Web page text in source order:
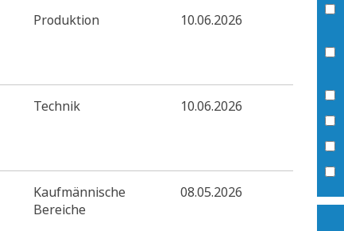
Produktion 10.06.2026
Technik 10.06.2026
Kaufmännische
Bereiche
08.05.2026